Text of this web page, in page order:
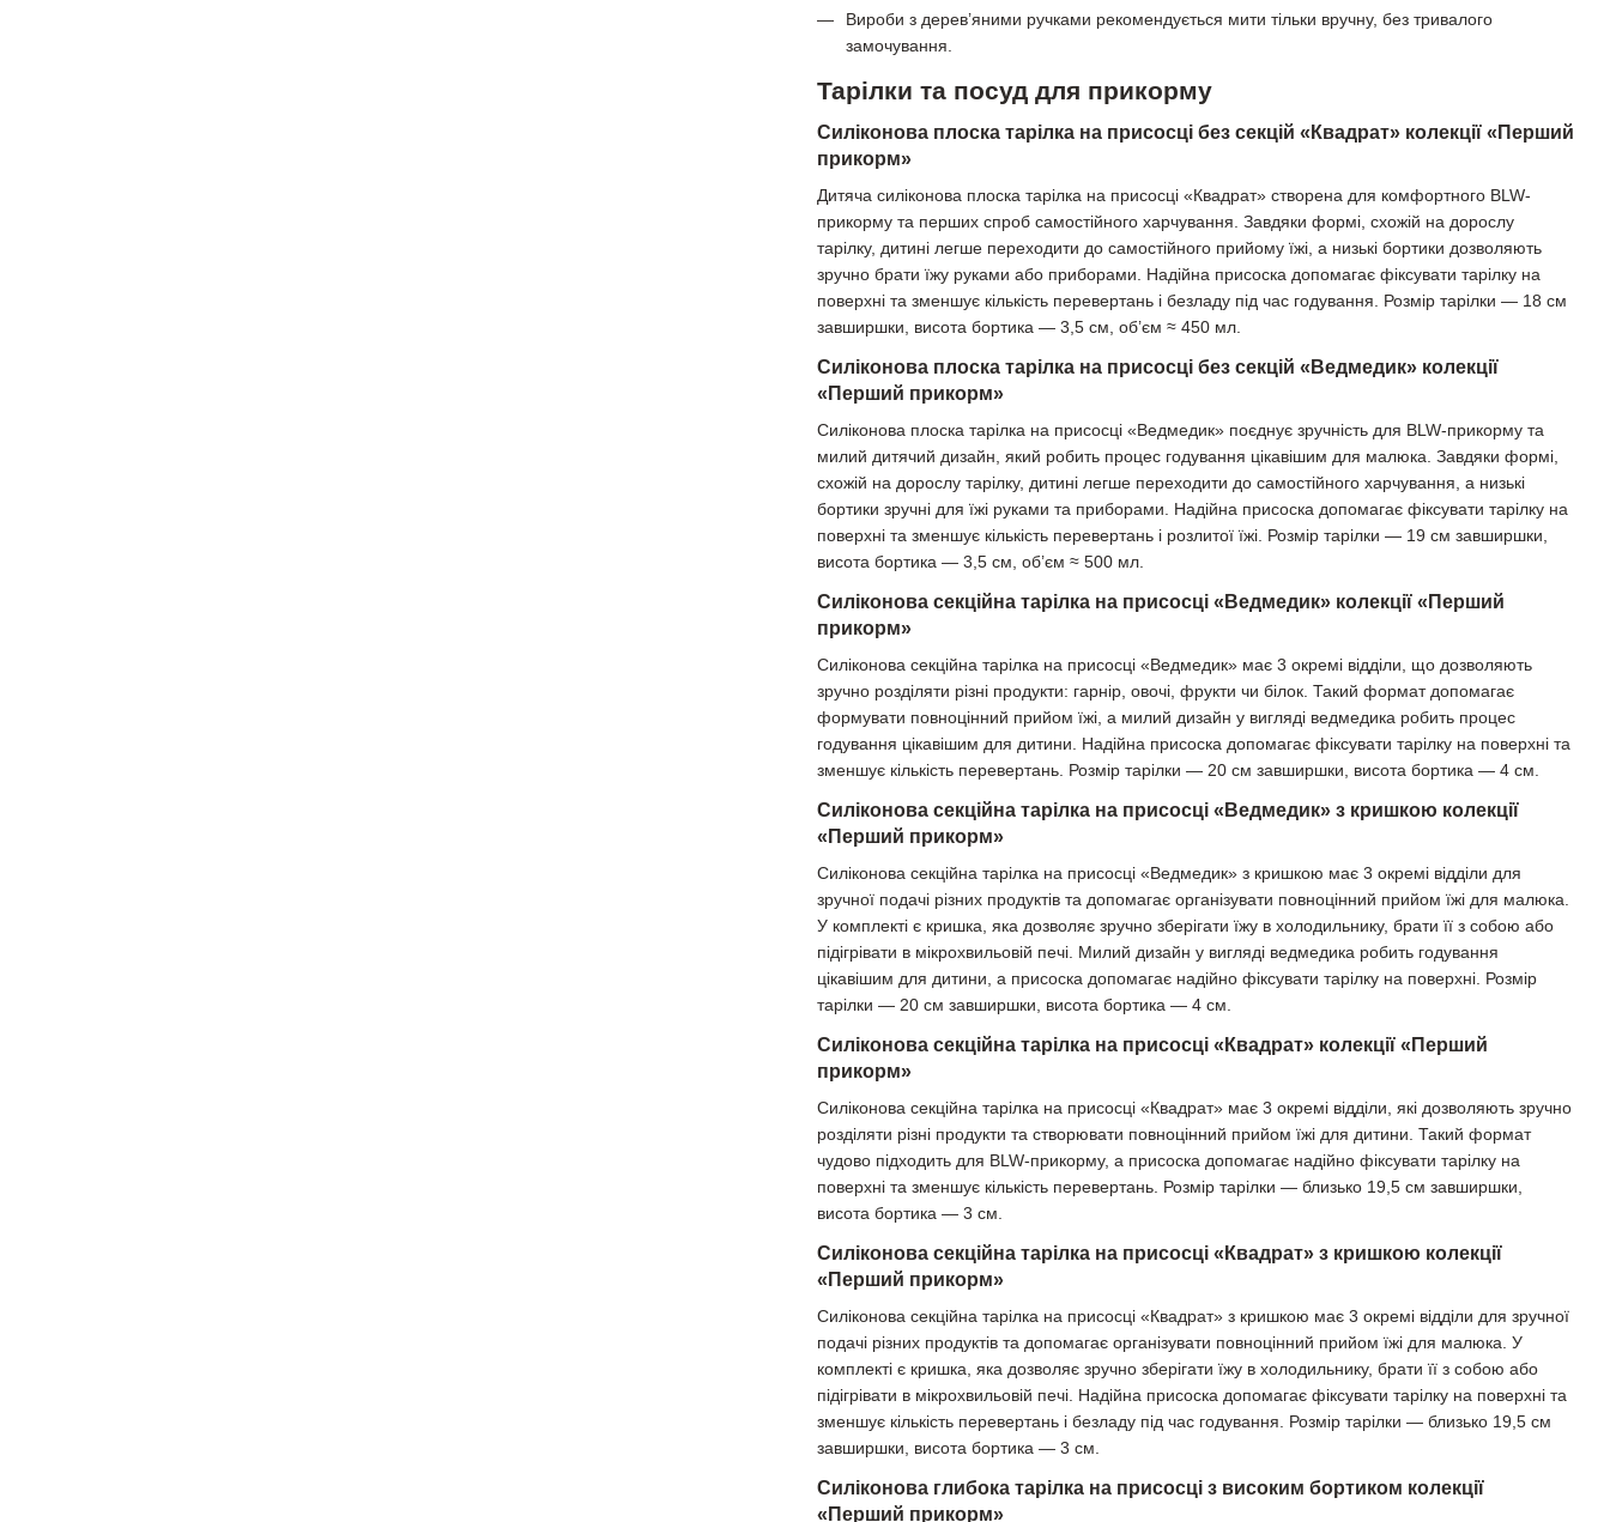
Вироби з дерев’яними ручками рекомендується мити тільки вручну, без тривалого
замочування.
Тарілки та посуд для прикорму
Силіконова плоска тарілка на присосці без секцій «Квадрат» колекції «Перший
прикорм»
Дитяча силіконова плоска тарілка на присосці «Квадрат» створена для комфортного BLW-
прикорму та перших спроб самостійного харчування. Завдяки формі, схожій на дорослу
тарілку, дитині легше переходити до самостійного прийому їжі, а низькі бортики дозволяють
зручно брати їжу руками або приборами. Надійна присоска допомагає фіксувати тарілку на
поверхні та зменшує кількість перевертань і безладу під час годування. Розмір тарілки — 18 см
завширшки, висота бортика — 3,5 см, об’єм ≈ 450 мл.
Силіконова плоска тарілка на присосці без секцій «Ведмедик» колекції
«Перший прикорм»
Силіконова плоска тарілка на присосці «Ведмедик» поєднує зручність для BLW-прикорму та
милий дитячий дизайн, який робить процес годування цікавішим для малюка. Завдяки формі,
схожій на дорослу тарілку, дитині легше переходити до самостійного харчування, а низькі
бортики зручні для їжі руками та приборами. Надійна присоска допомагає фіксувати тарілку на
поверхні та зменшує кількість перевертань і розлитої їжі. Розмір тарілки — 19 см завширшки,
висота бортика — 3,5 см, об’єм ≈ 500 мл.
Силіконова секційна тарілка на присосці «Ведмедик» колекції «Перший
прикорм»
Силіконова секційна тарілка на присосці «Ведмедик» має 3 окремі відділи, що дозволяють
зручно розділяти різні продукти: гарнір, овочі, фрукти чи білок. Такий формат допомагає
формувати повноцінний прийом їжі, а милий дизайн у вигляді ведмедика робить процес
годування цікавішим для дитини. Надійна присоска допомагає фіксувати тарілку на поверхні та
зменшує кількість перевертань. Розмір тарілки — 20 см завширшки, висота бортика — 4 см.
Силіконова секційна тарілка на присосці «Ведмедик» з кришкою колекції
«Перший прикорм»
Силіконова секційна тарілка на присосці «Ведмедик» з кришкою має 3 окремі відділи для
зручної подачі різних продуктів та допомагає організувати повноцінний прийом їжі для малюка.
У комплекті є кришка, яка дозволяє зручно зберігати їжу в холодильнику, брати її з собою або
підігрівати в мікрохвильовій печі. Милий дизайн у вигляді ведмедика робить годування
цікавішим для дитини, а присоска допомагає надійно фіксувати тарілку на поверхні. Розмір
тарілки — 20 см завширшки, висота бортика — 4 см.
Силіконова секційна тарілка на присосці «Квадрат» колекції «Перший
прикорм»
Силіконова секційна тарілка на присосці «Квадрат» має 3 окремі відділи, які дозволяють зручно
розділяти різні продукти та створювати повноцінний прийом їжі для дитини. Такий формат
чудово підходить для BLW-прикорму, а присоска допомагає надійно фіксувати тарілку на
поверхні та зменшує кількість перевертань. Розмір тарілки — близько 19,5 см завширшки,
висота бортика — 3 см.
Силіконова секційна тарілка на присосці «Квадрат» з кришкою колекції
«Перший прикорм»
Силіконова секційна тарілка на присосці «Квадрат» з кришкою має 3 окремі відділи для зручної
подачі різних продуктів та допомагає організувати повноцінний прийом їжі для малюка. У
комплекті є кришка, яка дозволяє зручно зберігати їжу в холодильнику, брати її з собою або
підігрівати в мікрохвильовій печі. Надійна присоска допомагає фіксувати тарілку на поверхні та
зменшує кількість перевертань і безладу під час годування. Розмір тарілки — близько 19,5 см
завширшки, висота бортика — 3 см.
Силіконова глибока тарілка на присосці з високим бортиком колекції
«Перший прикорм»